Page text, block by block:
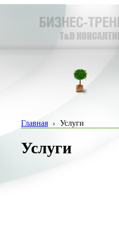
Главная Услуги
Услуги